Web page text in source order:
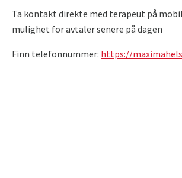
Ta kontakt direkte med terapeut på
mulighet for avtaler senere på dagen
Finn telefonnummer: https://